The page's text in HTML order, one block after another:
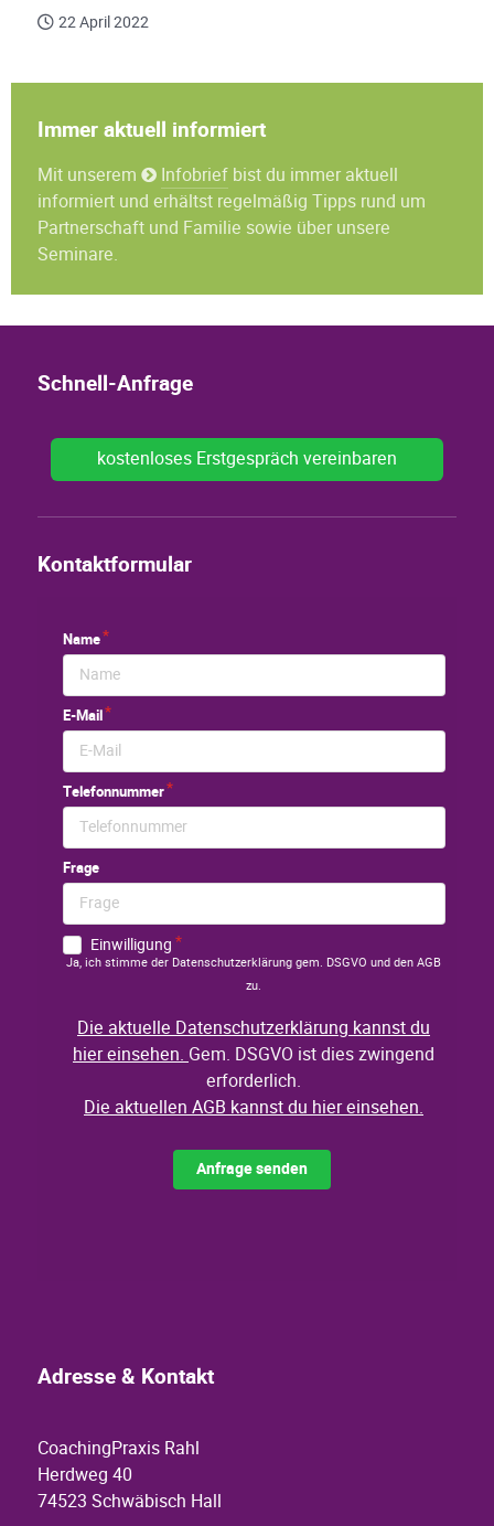
22 April 2022
Immer aktuell informiert
Mit unserem Infobrief bist du immer aktuell
informiert und erhältst regelmäßig Tipps rund um
Partnerschaft und Familie sowie über unsere
Seminare.
Adresse & Kontakt
CoachingPraxis Rahl
Herdweg 40
74523 Schwäbisch Hall
Schnell-Anfrage
kostenloses Erstgespräch vereinbaren
Kontaktformular